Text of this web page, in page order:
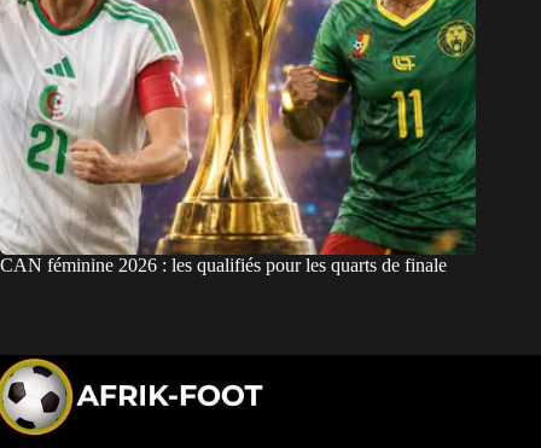
CAN féminine 2026 : les qualifiés pour les quarts de finale